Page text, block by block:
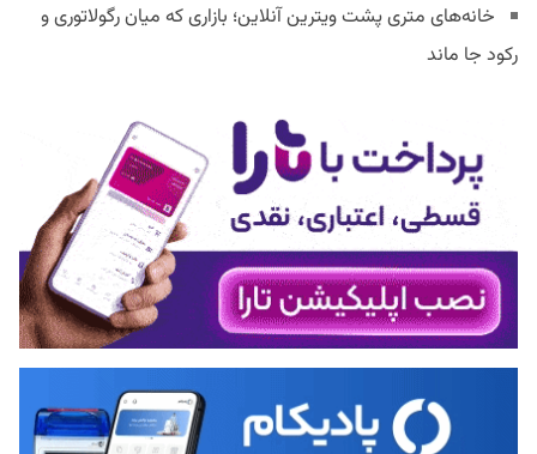
خانه‌های متری پشت ویترین آنلاین؛ بازاری که میان رگولاتوری و
رکود جا ماند